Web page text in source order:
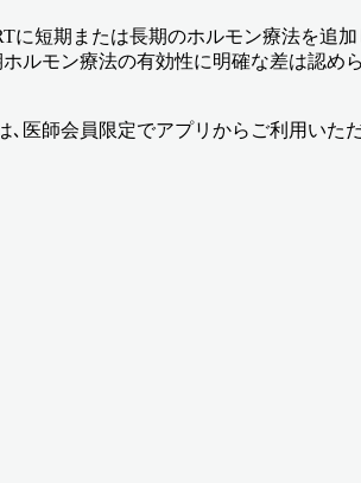
に短期または長期のホルモン療法を追
ルモン療法の有効性に明確な差は認め
､医師会員限定でアプリからご利用いた